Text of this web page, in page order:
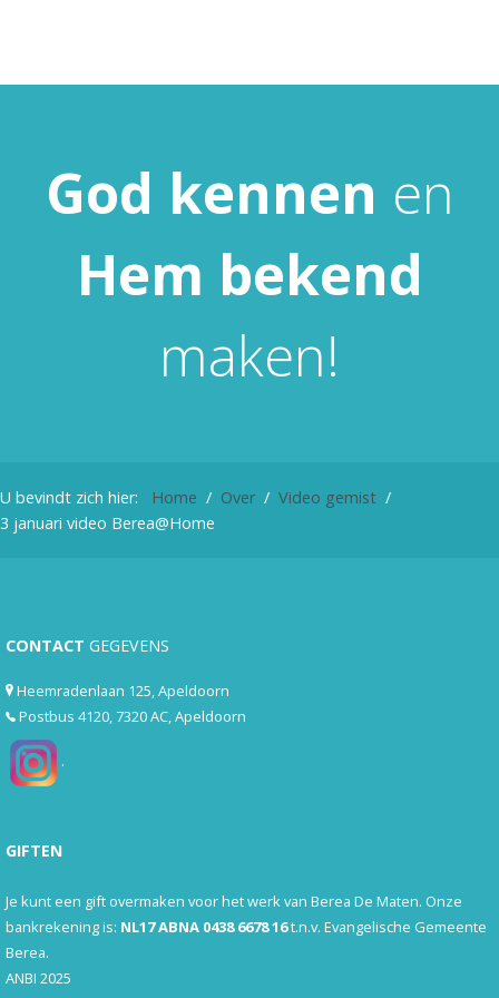
God kennen en
Hem bekend
maken!
U bevindt zich hier: Home Over
Video gemist
3 januari video Berea@Home
CONTACT GEGEVENS
Heemradenlaan 125, Apeldoorn
Postbus 4120, 7320 AC, Apeldoorn
.
GIFTEN
Je kunt een gift overmaken voor het werk van Berea De Maten. Onze
bankrekening is: NL17 ABNA 0438 6678 16t.n.v. Evangelische Gemeente
Berea.
ANBI 2025